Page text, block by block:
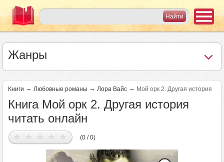
Жанры
Книги → Любовные романы → Лора Вайс → Мой орк 2. Другая история
Книга Мой орк 2. Другая история
читать онлайн
(0 / 0)